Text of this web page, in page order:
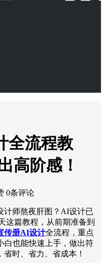
全流程教
高阶感！
0条评论
计师熬夜肝图？AI设计已
这篇教程，从前期准备到
传册AI设计全流程，重点
白也能快速上手，做出符
时、省力、省成本！